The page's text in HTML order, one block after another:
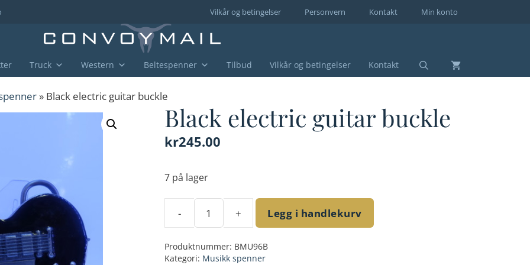
Min konto
Kontakt
Personvern
Vilkår og betingelser
Truck Western Beltespenner Tilbud Vilkår og betingelser Kontakt
» Black electric guitar buckle
Black electric guitar buckle
kr245.00
7 på lager
-
guitar
+ Legg i handlekurv
Produktnummer: BMU96B
Kategori: Musikk spenner